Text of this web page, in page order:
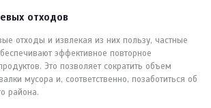
отходов
отходы и извлекая из них пользу, частные
эффективное повторное
Это позволяет сократить объем
мусора и, соответственно, позаботиться об
района.